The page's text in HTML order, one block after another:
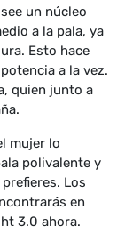
un núcleo
a la pala, ya
Esto hace
a la vez.
quien junto a
mujer lo
polivalente y
Los
en
3.0 ahora.